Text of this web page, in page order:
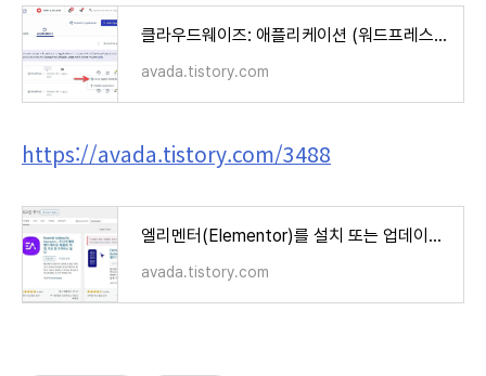
클라우드웨이즈: 애플리케이션 (워드프레스) 복제하기/스테이징 사이트 만들기
avada.tistory.com
https://avada.tistory.com/3488
엘리멘터(Elementor)를 설치 또는 업데이트할 수 없는 경우
avada.tistory.com